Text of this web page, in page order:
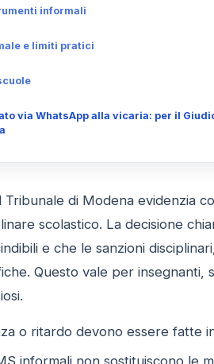
informali
e limiti pratici
via WhatsApp alla vicaria: per il
Tribunale di Modena evidenzia
scolastico. La decisione
e che le sanzioni
Questo vale per
o ritardo devono essere fatte
informali non sostituiscono le